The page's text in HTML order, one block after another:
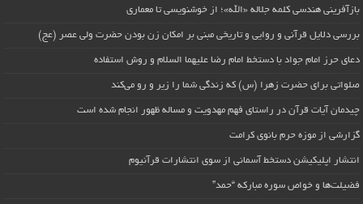
بازآفرینی هندسی کلمه جلاله «الله»؛ از خوشنویسی تا معماری
بررسی دلایل قرآنی و روایی و تاریخی مبنی بر امکان زن بودن حضرت ولی عصر (عج)
دعای حرز امام جواد با دستخط امام رضا علیهما السلام و روش استفاده
صلواتی برای حضرت زهرا (س) که زندگی شما را زیر و رو می‌کند
چیدمان آیات قرآن در راستای فهم مهدویت و مساله ظهور انجام شده است
گزارشی از موزه حرم بانوی کرامت
انتشار اپلیکیشن دستخط آسمانی از سوی انتشارات قرآنیوم
فضیلت‌ها و خواص سوره مبارکه “حمد”